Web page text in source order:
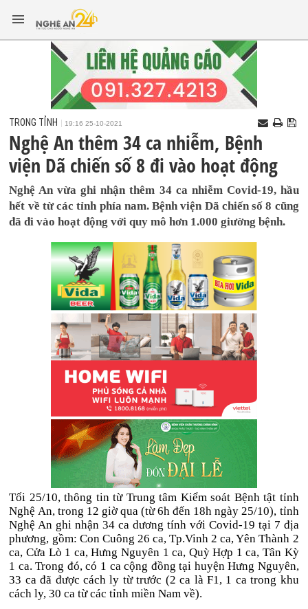
TRONG TỈNH 19:16 25-10-2021
Nghệ An thêm 34 ca nhiễm, Bệnh
viện Dã chiến số 8 đi vào hoạt động
Nghệ An vừa ghi nhận thêm 34 ca nhiễm Covid-19, hầu
hết về từ các tỉnh phía nam. Bệnh viện Dã chiến số 8 cũng
đã đi vào hoạt động với quy mô hơn 1.000 giường bệnh.
Tối 25/10, thông tin từ Trung tâm Kiểm soát Bệnh tật tỉnh
Nghệ An, trong 12 giờ qua (từ 6h đến 18h ngày 25/10), tỉnh
Nghệ An ghi nhận 34 ca dương tính với Covid-19 tại 7 địa
phương, gồm: Con Cuông 26 ca, Tp.Vinh 2 ca, Yên Thành 2
ca, Cửa Lò 1 ca, Hưng Nguyên 1 ca, Quỳ Hợp 1 ca, Tân Kỳ
1 ca. Trong đó, có 1 ca cộng đồng tại huyện Hưng Nguyên,
33 ca đã được cách ly từ trước (2 ca là F1, 1 ca trong khu
cách ly, 30 ca từ các tỉnh miền Nam về).